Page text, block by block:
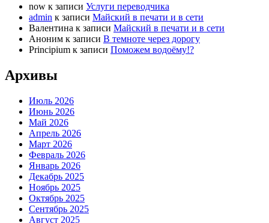
now к записи Услуги переводчика
admin к записи Майский в печати и в сети
Валентина к записи Майский в печати и в сети
Аноним к записи В темноте через дорогу
Principium к записи Поможем водоёму!?
Архивы
Июль 2026
Июнь 2026
Май 2026
Апрель 2026
Март 2026
Февраль 2026
Январь 2026
Декабрь 2025
Ноябрь 2025
Октябрь 2025
Сентябрь 2025
Август 2025